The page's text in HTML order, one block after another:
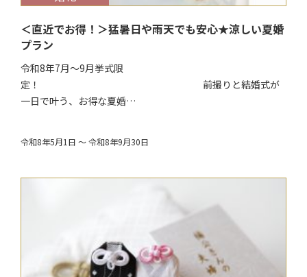
＜直近でお得！＞猛暑日や雨天でも安心★涼しい夏婚
プラン
令和8年7月～9月挙式限
定！ 前撮りと結婚式が
一日で叶う、お得な夏婚…
令和8年5月1日 ～ 令和8年9月30日